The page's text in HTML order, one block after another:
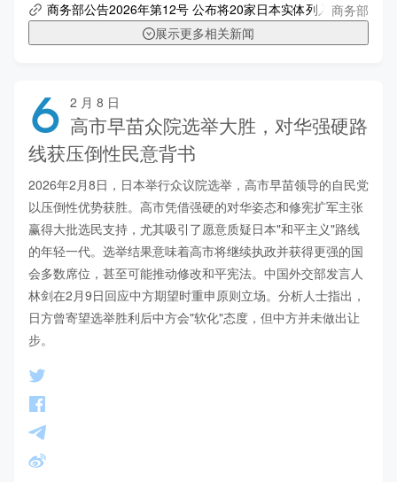
商务部公告2026年第12号 公布将20家日本实体列入关注名单
商务部
展示更多相关新闻
6 2 月 8 日
高市早苗众院选举大胜，对华强硬路
线获压倒性民意背书
2026年2月8日，日本举行众议院选举，高市早苗领导的自民党
以压倒性优势获胜。高市凭借强硬的对华姿态和修宪扩军主张
赢得大批选民支持，尤其吸引了愿意质疑日本"和平主义"路线
的年轻一代。选举结果意味着高市将继续执政并获得更强的国
会多数席位，甚至可能推动修改和平宪法。中国外交部发言人
林剑在2月9日回应中方期望时重申原则立场。分析人士指出，
日方曾寄望选举胜利后中方会"软化"态度，但中方并未做出让
步。